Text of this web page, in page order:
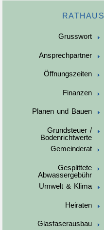
RATHAUS
Grusswort
Ansprechpartner
Öffnungszeiten
Finanzen
Planen und Bauen
Grundsteuer /
Bodenrichtwerte
Gemeinderat
Gesplittete
Abwassergebühr
Umwelt & Klima
Heiraten
Glasfaserausbau